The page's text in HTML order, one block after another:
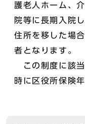
護老人ホーム、
院等に長期入院
住所を移した場
者となります。
この制度に該当
時に区役所保険